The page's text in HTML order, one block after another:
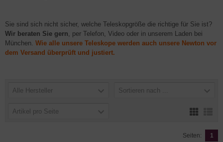
Sie sind sich nicht sicher, welche Teleskopgröße die richtige für Sie ist?
Wir beraten Sie gern, per Telefon, Video oder in unserem Laden bei
München. Wie alle unsere Teleskope werden auch unsere Newton vor
dem Versand überprüft und justiert.
Alle Hersteller Sortieren nach ...
Artikel pro Seite
Seiten: 1